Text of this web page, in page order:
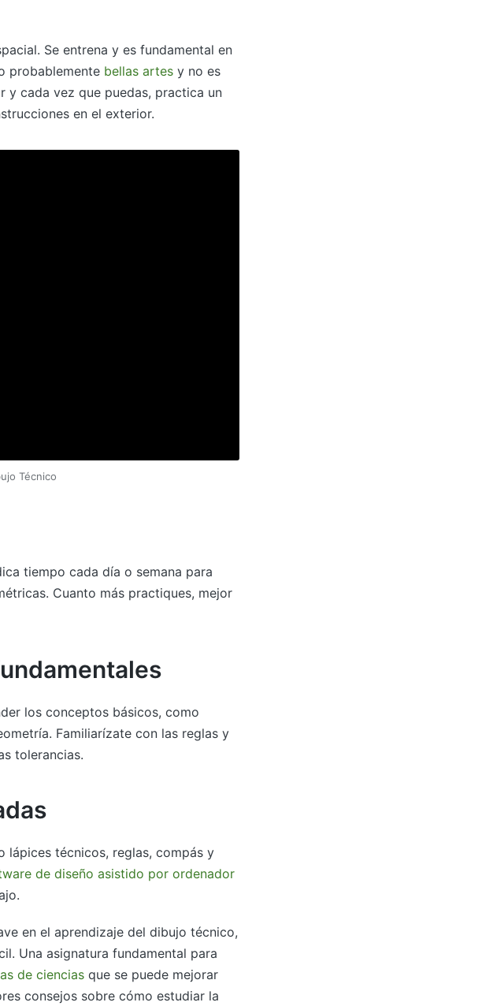
Se entrena y es fundamental en
probablemente bellas artes y no es
y cada vez que puedas, practica un
en el exterior.
Técnico
tiempo cada día o semana para
Cuanto más practiques, mejor
los conceptos básicos, como
Familiarízate con las reglas y
tolerancias.
lápices técnicos, reglas, compás y
de diseño asistido por ordenador
en el aprendizaje del dibujo técnico,
Una asignatura fundamental para
de ciencias que se puede mejorar
consejos sobre cómo estudiar la